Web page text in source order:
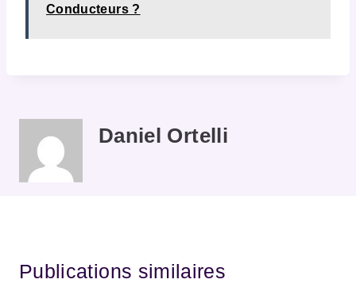
Conducteurs ?
Daniel Ortelli
Publications similaires